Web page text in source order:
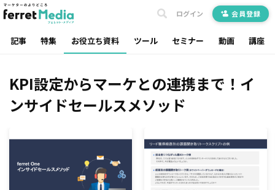
記事 特集 お役立ち資料 ツール セミナー 動画 講座
ログイン 会員登録
KPI設定からマーケとの連携まで！イ
ンサイドセールスメソッド